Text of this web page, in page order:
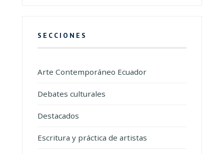
SECCIONES
Arte Contemporáneo Ecuador
Debates culturales
Destacados
Escritura y práctica de artistas